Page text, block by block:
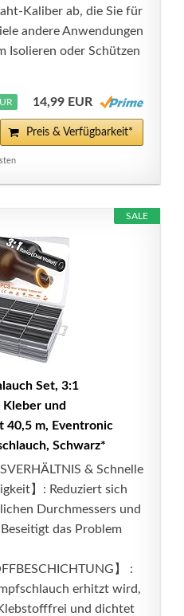
Kaliber ab, die Sie für
andere Anwendungen
Isolieren oder Schützen
14,99 EUR
Preis & Verfügbarkeit*
SALE
Set, 3:1
und
40,5 m, Eventronic
Schwarz*
& Schnelle
】: Reduziert sich
Durchmessers und
das Problem
】 :
erhitzt wird,
und dichtet